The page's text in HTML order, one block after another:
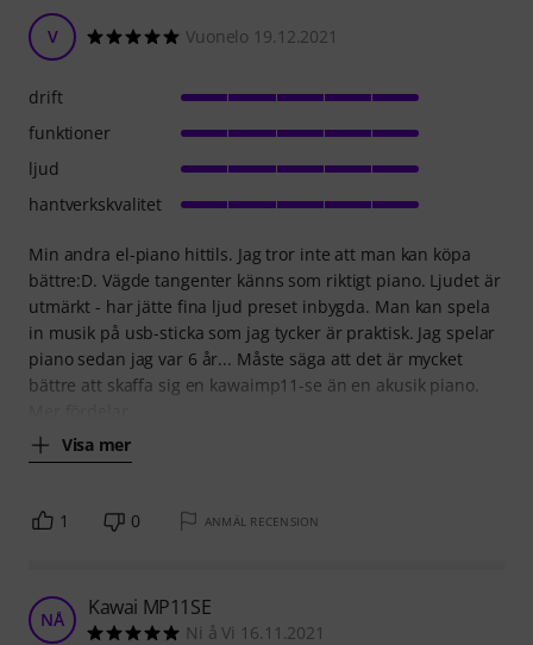
V Vuonelo 19.12.2021
Min andra el-piano hittils. Jag tror inte att man kan köpa
bättre:D. Vägde tangenter känns som riktigt piano. Ljudet är
utmärkt - har jätte fina ljud preset inbygda. Man kan spela
in musik på usb-sticka som jag tycker är praktisk. Jag spelar
piano sedan jag var 6 år... Måste säga att det är mycket
bättre att skaffa sig en kawaimp11-se än en akusik piano.
Visa mer
drift
funktioner
ljud
hantverkskvalitet
1 0 ANMÄL RECENSION
NÅ Kawai MP11SE
Ni å Vi 16.11.2021